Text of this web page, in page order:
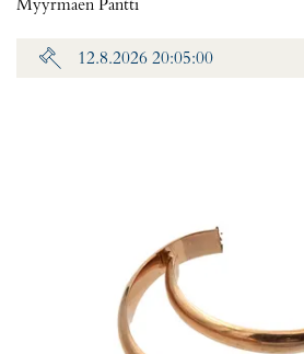
Myyrmäen Pantti
12.8.2026 20:05:00